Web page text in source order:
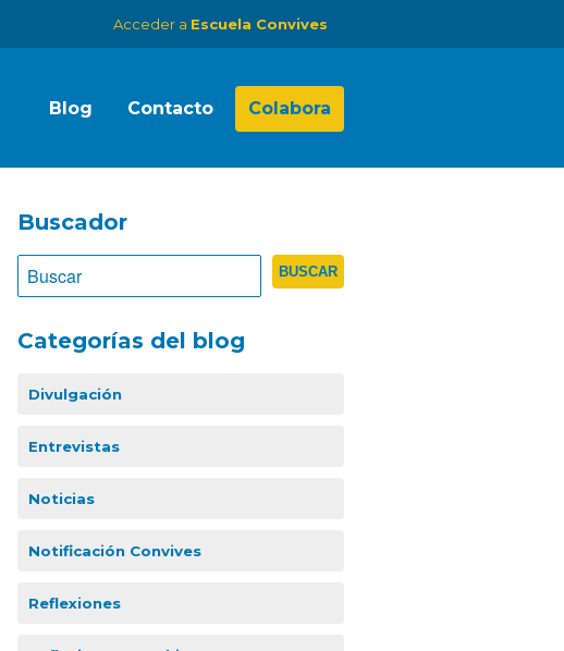
Acceder a Escuela Convives
Blog Contacto Colabora
Buscador
Categorías del blog
Divulgación
Entrevistas
Noticias
Notificación Convives
Reflexiones